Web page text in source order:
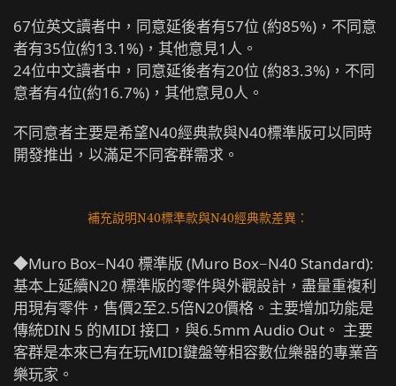
67位英文讀者中，同意延後者有57位 (約85%)，不同意
者有35位(約13.1%)，其他意見1人。
24位中文讀者中，同意延後者有20位 (約83.3%)，不同
意者有4位(約16.7%)，其他意見0人。
不同意者主要是希望N40經典款與N40標準版可以同時
開發推出，以滿足不同客群需求。
補充說明N40標準款與N40經典款差異：
◆Muro Box−N40 標準版 (Muro Box−N40 Standard):
基本上延續N20 標準版的零件與外觀設計，盡量重複利
用現有零件，售價2至2.5倍N20價格。主要增加功能是
傳統DIN 5 的MIDI 接口，與6.5mm Audio Out。 主要
客群是本來已有在玩MIDI鍵盤等相容數位樂器的專業音
樂玩家。